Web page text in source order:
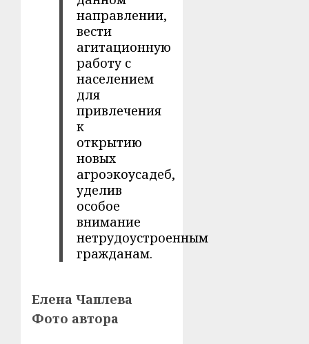
направлении,
вести
агитационную
работу с
населением
для
привлечения
к
открытию
новых
агроэкоусадеб,
уделив
особое
внимание
нетрудоустроенным
гражданам.
Елена Чаплева
Фото автора